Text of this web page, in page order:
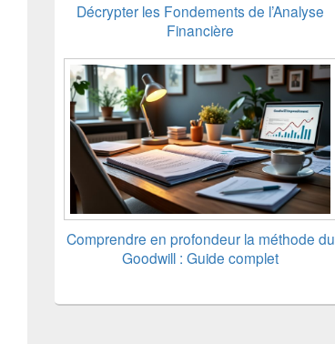
Décrypter les Fondements de l’Analyse
Financière
Comprendre en profondeur la méthode du
Goodwill : Guide complet